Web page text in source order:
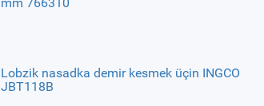
Lobzik nasadka demir kesmek üçin INGCO
JBT118B